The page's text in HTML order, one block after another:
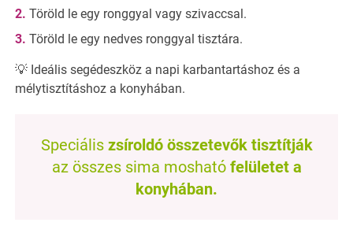
Töröld le egy ronggyal vagy szivaccsal.
Töröld le egy nedves ronggyal tisztára.
💡 Ideális segédeszköz a napi karbantartáshoz és a
mélytisztításhoz a konyhában.
Speciális zsíroldó összetevők tisztítják
az összes sima mosható felületet a
konyhában.